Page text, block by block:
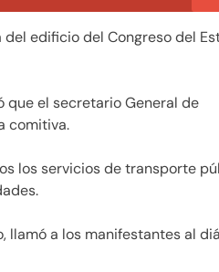
edificio del Congreso del
que el secretario General de
comitiva.
los servicios de transporte
llamó a los manifestantes al